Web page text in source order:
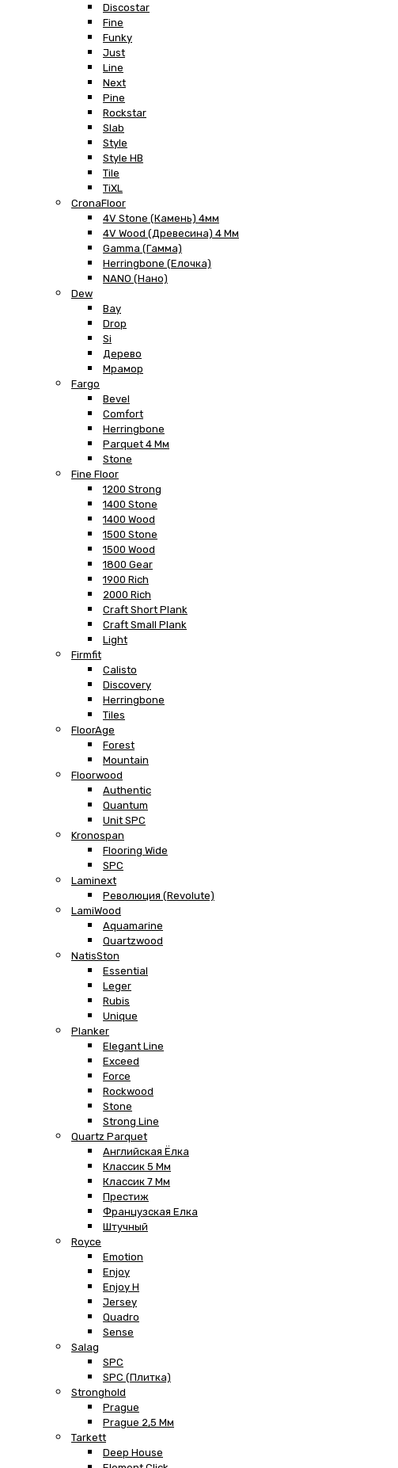
Discostar
Fine
Funky
Just
Line
Next
Pine
Rockstar
Slab
Style
Style HB
Tile
TiXL
CronaFloor
4V Stone (Камень) 4мм
4V Wood (Древесина) 4 Мм
Gamma (Гамма)
Herringbone (Елочка)
NANO (Нано)
Dew
Bay
Drop
Si
Дерево
Мрамор
Fargo
Bevel
Comfort
Herringbone
Parquet 4 Мм
Stone
Fine Floor
1200 Strong
1400 Stone
1400 Wood
1500 Stone
1500 Wood
1800 Gear
1900 Rich
2000 Rich
Craft Short Plank
Craft Small Plank
Light
Firmfit
Calisto
Discovery
Herringbone
Tiles
FloorAge
Forest
Mountain
Floorwood
Authentic
Quantum
Unit SPC
Kronospan
Flooring Wide
SPC
Laminext
Революция (Revolute)
LamiWood
Aquamarine
Quartzwood
NatisSton
Essential
Leger
Rubis
Unique
Planker
Elegant Line
Exceed
Force
Rockwood
Stone
Strong Line
Quartz Parquet
Английская Ёлка
Классик 5 Мм
Классик 7 Мм
Престиж
Французская Елка
Штучный
Royce
Emotion
Enjoy
Enjoy H
Jersey
Quadro
Sense
Salag
SPC
SPC (плитка)
Stronghold
Prague
Prague 2,5 Мм
Tarkett
Deep House